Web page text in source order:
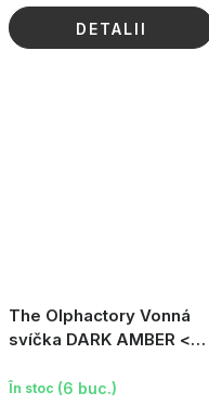
DETALII
The Olphactory Vonná
svíčka DARK AMBER <
În stoc (6 buc.)